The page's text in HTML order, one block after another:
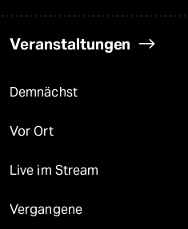
Veranstaltungen
Demnächst
Vor Ort
Live im Stream
Vergangene